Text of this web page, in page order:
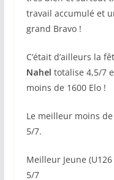
travail accumulé et
grand Bravo !
C’était d’ailleurs la
Nahel totalise 4,5/7
moins de 1600 Elo !
Le meilleur moins de
5/7.
Meilleur Jeune (U126
5/7